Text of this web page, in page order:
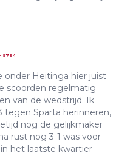
9794
onder Heitinga hier juist
scoorden regelmatig
van de wedstrijd. Ik
tegen Sparta herinneren,
nog de gelijkmaker
rust nog 3-1 was voor
het laatste kwartier